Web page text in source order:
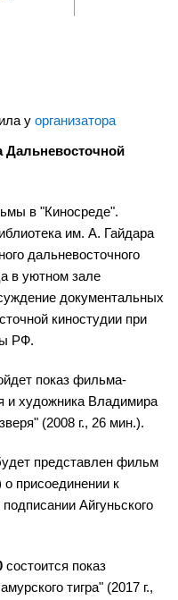
у организатора
Дальневосточной
в "Киносреде".
им. А. Гайдара
дальневосточного
в уютном зале
документальных
киностудии при
РФ.
показ фильма-
и художника Владимира
(2008 г., 26 мин.).
представлен фильм
о присоединении к
Айгуньского
состоится показ
тигра" (2017 г.,